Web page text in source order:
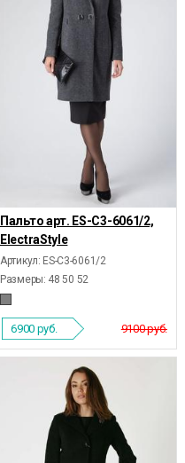
Пальто арт. ES-C3-6061/2,
ElectraStyle
Артикул: ES-C3-6061/2
Размеры: 48 50 52
9100 руб.
6900 руб.